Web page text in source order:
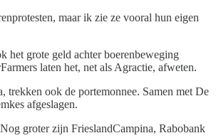
maar ik zie ze vooral hun eigen
het grote geld achter boerenbeweging
laten het, net als Agractie, afweten.
trekken ook de portemonnee. Samen met De
afgeslagen.
groter zijn FrieslandCampina, Rabobank